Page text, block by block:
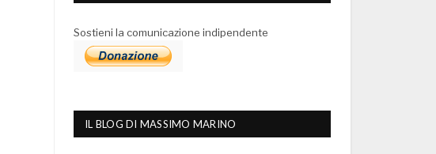
Sostieni la comunicazione indipendente
IL BLOG DI MASSIMO MARINO